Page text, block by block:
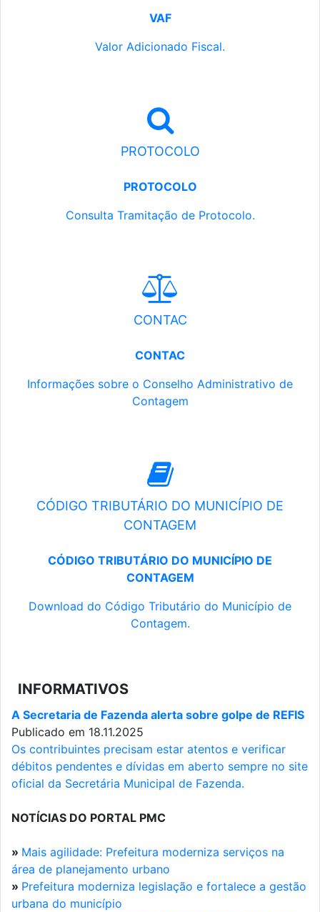
VAF
Valor Adicionado Fiscal.
PROTOCOLO
PROTOCOLO
Consulta Tramitação de Protocolo.
CONTAC
CONTAC
Informações sobre o Conselho Administrativo de
Contagem
CÓDIGO TRIBUTÁRIO DO MUNICÍPIO DE
CONTAGEM
CÓDIGO TRIBUTÁRIO DO MUNICÍPIO DE
CONTAGEM
Download do Código Tributário do Município de
Contagem.
INFORMATIVOS
A Secretaria de Fazenda alerta sobre golpe de REFIS
Publicado em 18.11.2025
Os contribuintes precisam estar atentos e verificar
débitos pendentes e dívidas em aberto sempre no site
oficial da Secretária Municipal de Fazenda.
NOTÍCIAS DO PORTAL PMC
» Mais agilidade: Prefeitura moderniza serviços na
área de planejamento urbano
» Prefeitura moderniza legislação e fortalece a gestão
urbana do município